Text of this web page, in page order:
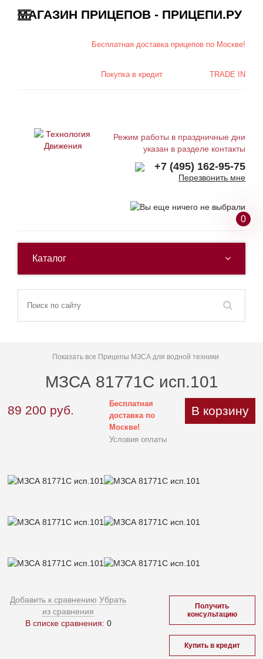
МАГАЗИН ПРИЦЕПОВ - ПРИЦЕПИ.РУ
Бесплатная доставкаприцепов по Москве!
TRADE IN
Покупка в кредит
Режим работы в праздничные дни
указан в разделе контакты
+7 (495) 162-95-75
Перезвонить мне
0
Каталог
Показать все Прицепы МЗСА для водной техники
МЗСА 81771С исп.101
89 200 руб.
Бесплатная
доставка по
Москве!
Условия оплаты
В корзину
Добавить к сравнению Убрать
из сравнения
В списке сравнения: 0
Получить
консультацию
Купить в кредит